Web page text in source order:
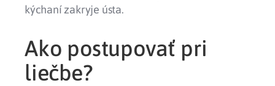
kýchaní zakryje ústa.
Ako postupovať pri
liečbe?